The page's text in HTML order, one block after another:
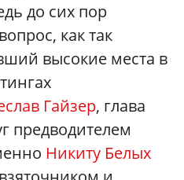
до сих пор
как так
высокие места в
Гайзер, глава
предводителем
Никиту Белых